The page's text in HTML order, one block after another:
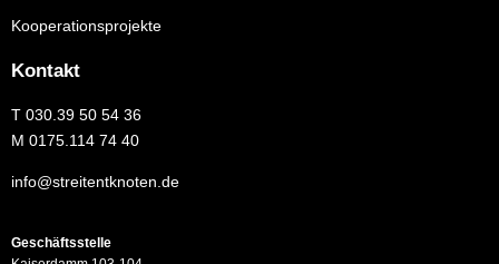
Kooperationsprojekte
Kontakt
T 030.39 50 54 36
M 0175.114 74 40
info@streitentknoten.de
Geschäftsstelle